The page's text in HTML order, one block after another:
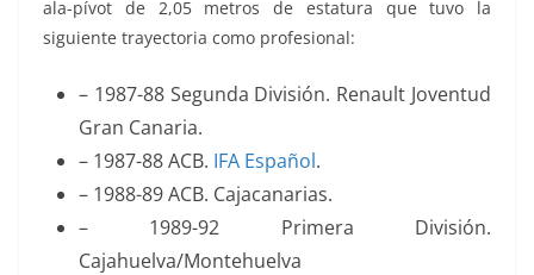
ala-pívot de 2,05 metros de estatura que tuvo la
siguiente trayectoria como profesional:
– 1987-88 Segunda División. Renault Joventud
Gran Canaria.
– 1987-88 ACB. IFA Español.
– 1988-89 ACB. Cajacanarias.
– 1989-92 Primera División.
Cajahuelva/Montehuelva